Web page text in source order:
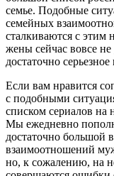
семье. Подобные
семейных
сталкиваются с
жены сейчас вовсе
достаточно
Если вам нравится
с подобными
списком сериалов на
Мы ежедневно
достаточно большой
взаимоотношений
но, к сожалению, на